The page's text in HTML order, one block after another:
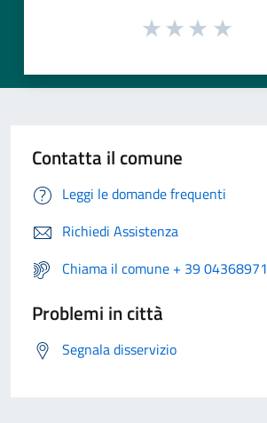
Contatta il comune
Leggi le domande frequenti
Richiedi Assistenza
Chiama il comune + 39 04368971
Problemi in città
Segnala disservizio